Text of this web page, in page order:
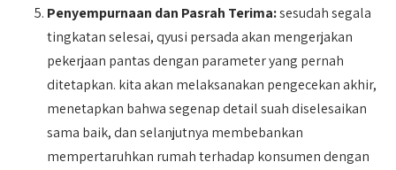
Penyempurnaan dan Pasrah Terima:sesudah segala
tingkatan selesai, qyusi persada akan mengerjakan
pekerjaan pantas dengan parameter yang pernah
ditetapkan. kita akan melaksanakan pengecekan akhir,
menetapkan bahwa segenap detail suah diselesaikan
sama baik, dan selanjutnya membebankan
mempertaruhkan rumah terhadap konsumen dengan